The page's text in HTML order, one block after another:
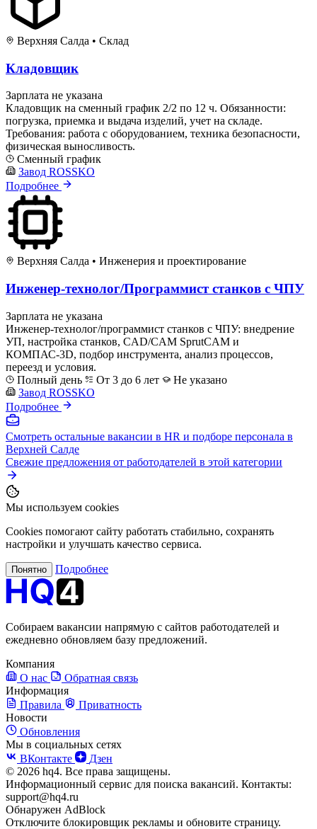
Верхняя Салда • Склад
Кладовщик
Зарплата не указана
Кладовщик на сменный график 2/2 по 12 ч. Обязанности:
погрузка, приемка и выдача изделий, учет на складе.
Требования: работа с оборудованием, техника безопасности,
физическая выносливость.
Сменный график
Завод ROSSKO
Подробнее
Верхняя Салда • Инженерия и проектирование
Инженер-технолог/Программист станков с ЧПУ
Зарплата не указана
Инженер-технолог/программист станков с ЧПУ: внедрение
УП, настройка станков, CAD/CAM SprutCAM и
КОМПАС-3D, подбор инструмента, анализ процессов,
переезд и условия.
Полный день
От 3 до 6 лет
Не указано
Завод ROSSKO
Подробнее
Смотреть остальные вакансии в HR и подборе персонала в
Верхней Салде
Свежие предложения от работодателей в этой категории
Мы используем cookies
Cookies помогают сайту работать стабильно, сохранять
настройки и улучшать качество сервиса.
Понятно Подробнее
Собираем вакансии напрямую с сайтов работодателей и
ежедневно обновляем базу предложений.
Компания
О нас
Обратная связь
Информация
Правила
Приватность
Новости
Обновления
Мы в социальных сетях
ВКонтакте
Дзен
© 2026 hq4. Все права защищены.
Информационный сервис для поиска вакансий. Контакты:
support@hq4.ru
Обнаружен AdBlock
Отключите блокировщик рекламы и обновите страницу.